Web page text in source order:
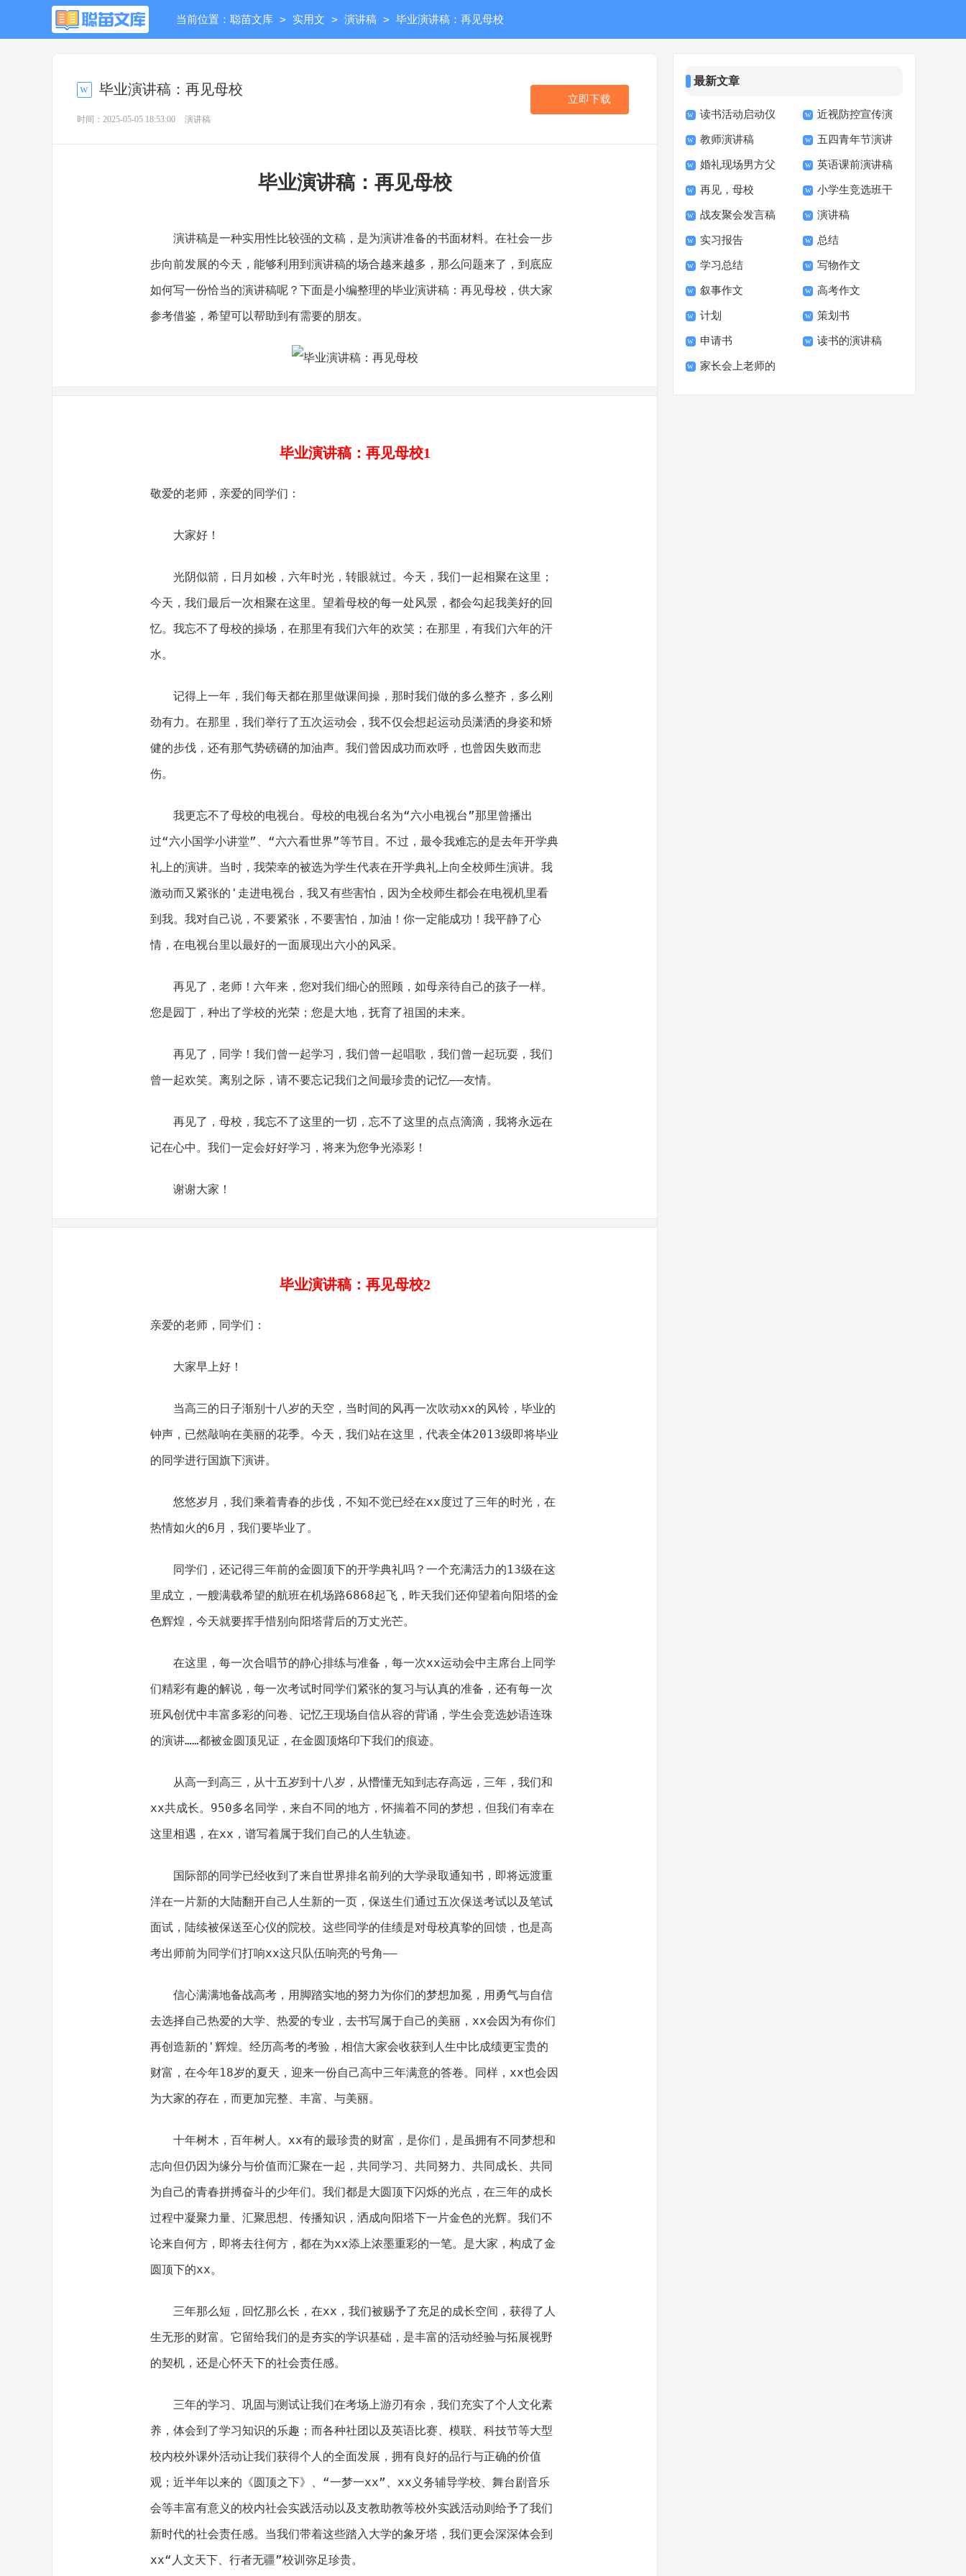
当前位置： 聪苗文库 > 实用文 > 演讲稿 > 毕业演讲稿：再见母校
毕业演讲稿：再见母校
时间：2025-05-05 18:53:00 演讲稿
立即下载
毕业演讲稿：再见母校
演讲稿是一种实用性比较强的文稿，是为演讲准备的书面材料。在社会一步
步向前发展的今天，能够利用到演讲稿的场合越来越多，那么问题来了，到底应
如何写一份恰当的演讲稿呢？下面是小编整理的毕业演讲稿：再见母校，供大家
参考借鉴，希望可以帮助到有需要的朋友。
毕业演讲稿：再见母校1
敬爱的老师，亲爱的同学们：
大家好！
光阴似箭，日月如梭，六年时光，转眼就过。今天，我们一起相聚在这里；
今天，我们最后一次相聚在这里。望着母校的每一处风景，都会勾起我美好的回
忆。我忘不了母校的操场，在那里有我们六年的欢笑；在那里，有我们六年的汗
水。
记得上一年，我们每天都在那里做课间操，那时我们做的多么整齐，多么刚
劲有力。在那里，我们举行了五次运动会，我不仅会想起运动员潇洒的身姿和矫
健的步伐，还有那气势磅礴的加油声。我们曾因成功而欢呼，也曾因失败而悲
伤。
我更忘不了母校的电视台。母校的电视台名为“六小电视台”那里曾播出
过“六小国学小讲堂”、“六六看世界”等节目。不过，最令我难忘的是去年开学典
礼上的演讲。当时，我荣幸的被选为学生代表在开学典礼上向全校师生演讲。我
激动而又紧张的'走进电视台，我又有些害怕，因为全校师生都会在电视机里看
到我。我对自己说，不要紧张，不要害怕，加油！你一定能成功！我平静了心
情，在电视台里以最好的一面展现出六小的风采。
再见了，老师！六年来，您对我们细心的照顾，如母亲待自己的孩子一样。
您是园丁，种出了学校的光荣；您是大地，抚育了祖国的未来。
再见了，同学！我们曾一起学习，我们曾一起唱歌，我们曾一起玩耍，我们
曾一起欢笑。离别之际，请不要忘记我们之间最珍贵的记忆——友情。
再见了，母校，我忘不了这里的一切，忘不了这里的点点滴滴，我将永远在
记在心中。我们一定会好好学习，将来为您争光添彩！
谢谢大家！
毕业演讲稿：再见母校2
亲爱的老师，同学们：
大家早上好！
当高三的日子渐别十八岁的天空，当时间的风再一次吹动xx的风铃，毕业的
钟声，已然敲响在美丽的花季。今天，我们站在这里，代表全体2013级即将毕业
的同学进行国旗下演讲。
悠悠岁月，我们乘着青春的步伐，不知不觉已经在xx度过了三年的时光，在
热情如火的6月，我们要毕业了。
同学们，还记得三年前的金圆顶下的开学典礼吗？一个充满活力的13级在这
里成立，一艘满载希望的航班在机场路6868起飞，昨天我们还仰望着向阳塔的金
色辉煌，今天就要挥手惜别向阳塔背后的万丈光芒。
在这里，每一次合唱节的静心排练与准备，每一次xx运动会中主席台上同学
们精彩有趣的解说，每一次考试时同学们紧张的复习与认真的准备，还有每一次
班风创优中丰富多彩的问卷、记忆王现场自信从容的背诵，学生会竞选妙语连珠
的演讲……都被金圆顶见证，在金圆顶烙印下我们的痕迹。
从高一到高三，从十五岁到十八岁，从懵懂无知到志存高远，三年，我们和
xx共成长。950多名同学，来自不同的地方，怀揣着不同的梦想，但我们有幸在
这里相遇，在xx，谱写着属于我们自己的人生轨迹。
国际部的同学已经收到了来自世界排名前列的大学录取通知书，即将远渡重
洋在一片新的大陆翻开自己人生新的一页，保送生们通过五次保送考试以及笔试
面试，陆续被保送至心仪的院校。这些同学的佳绩是对母校真挚的回馈，也是高
考出师前为同学们打响xx这只队伍响亮的号角——
信心满满地备战高考，用脚踏实地的努力为你们的梦想加冕，用勇气与自信
去选择自己热爱的大学、热爱的专业，去书写属于自己的美丽，xx会因为有你们
再创造新的'辉煌。经历高考的考验，相信大家会收获到人生中比成绩更宝贵的
财富，在今年18岁的夏天，迎来一份自己高中三年满意的答卷。同样，xx也会因
为大家的存在，而更加完整、丰富、与美丽。
十年树木，百年树人。xx有的最珍贵的财富，是你们，是虽拥有不同梦想和
志向但仍因为缘分与价值而汇聚在一起，共同学习、共同努力、共同成长、共同
为自己的青春拼搏奋斗的少年们。我们都是大圆顶下闪烁的光点，在三年的成长
过程中凝聚力量、汇聚思想、传播知识，洒成向阳塔下一片金色的光辉。我们不
论来自何方，即将去往何方，都在为xx添上浓墨重彩的一笔。是大家，构成了金
圆顶下的xx。
三年那么短，回忆那么长，在xx，我们被赐予了充足的成长空间，获得了人
生无形的财富。它留给我们的是夯实的学识基础，是丰富的活动经验与拓展视野
的契机，还是心怀天下的社会责任感。
三年的学习、巩固与测试让我们在考场上游刃有余，我们充实了个人文化素
养，体会到了学习知识的乐趣；而各种社团以及英语比赛、模联、科技节等大型
校内校外课外活动让我们获得个人的全面发展，拥有良好的品行与正确的价值
观；近半年以来的《圆顶之下》、“一梦一xx”、xx义务辅导学校、舞台剧音乐
会等丰富有意义的校内社会实践活动以及支教助教等校外实践活动则给予了我们
新时代的社会责任感。当我们带着这些踏入大学的象牙塔，我们更会深深体会到
xx“人文天下、行者无疆”校训弥足珍贵。
最新文章
读书活动启动仪
式致辞
近视防控宣传演
讲稿
教师演讲稿 五四青年节演讲
稿
婚礼现场男方父
亲发言稿
英语课前演讲稿
再见，母校 小学生竞选班干
部演讲稿
战友聚会发言稿 演讲稿
实习报告 总结
学习总结 写物作文
叙事作文 高考作文
计划 策划书
申请书 读书的演讲稿
家长会上老师的